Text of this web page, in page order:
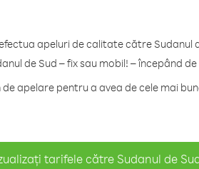
apeluri de calitate către Sudanul
de Sud – fix sau mobil! – începând
apelare pentru a avea de cele mai
tarifele către Sudanul de